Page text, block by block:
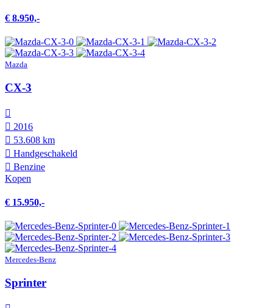
€ 8.950,-
Mazda
CX-3
2016
53.608 km
Hand­geschakeld
Benzine
Kopen
€ 15.950,-
Mercedes-Benz
Sprinter